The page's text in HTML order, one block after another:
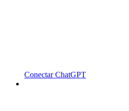
Conectar ChatGPT